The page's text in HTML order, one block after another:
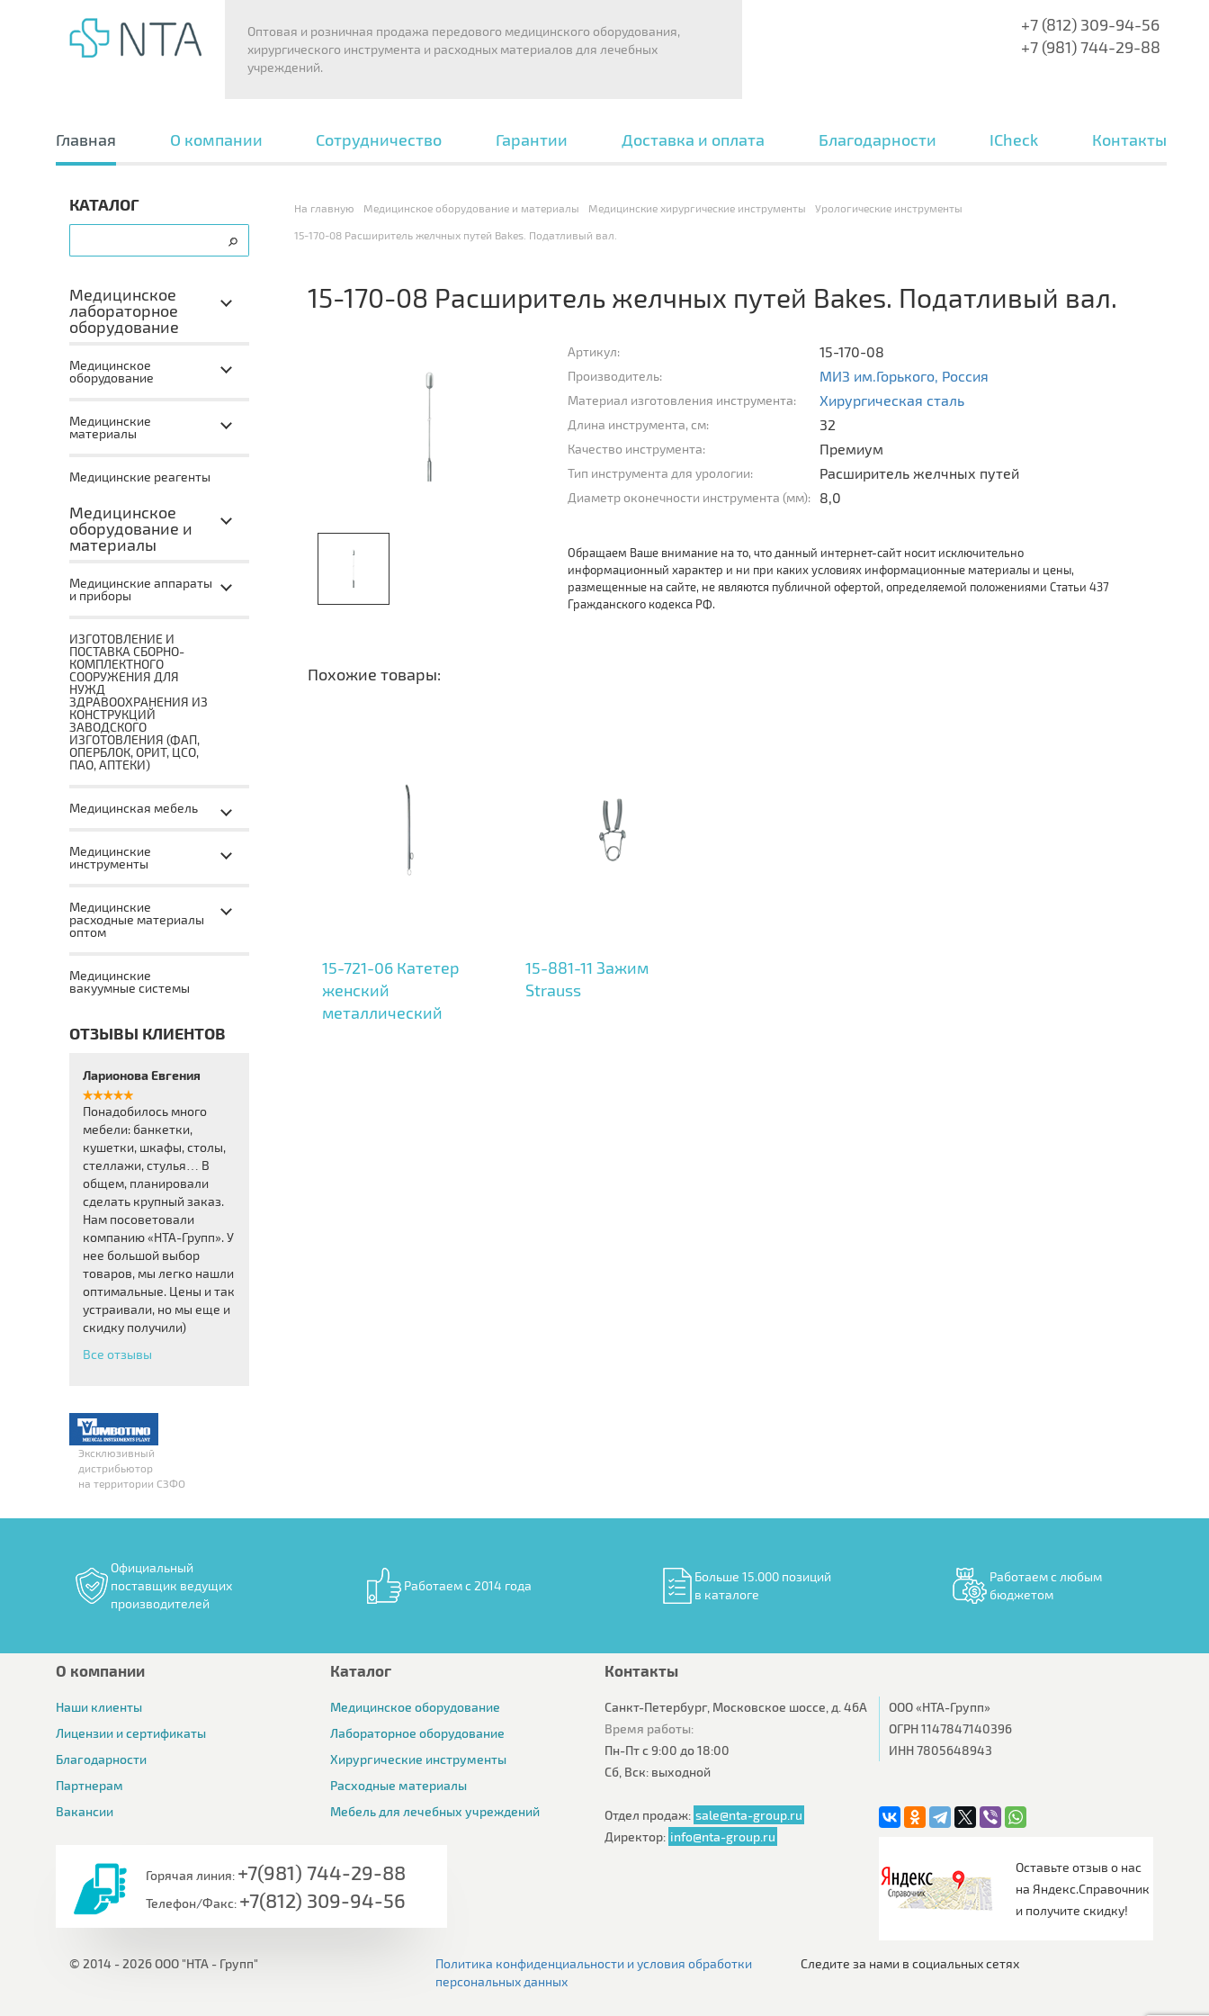
Оптовая и розничная продажа передового медицинского оборудования,
хирургического инструмента и расходных материалов для лечебных
учреждений.
+7 (812) 309-94-56
+7 (981) 744-29-88
Главная О компании Сотрудничество Гарантии Доставка и оплата Благодарности ICheck Контакты
КАТАЛОГ
Медицинское
лабораторное
оборудование
Медицинское
оборудование
Медицинские
материалы
Медицинские реагенты
Медицинское
оборудование и
материалы
Медицинские аппараты
и приборы
ИЗГОТОВЛЕНИЕ И
ПОСТАВКА СБОРНО-
КОМПЛЕКТНОГО
СООРУЖЕНИЯ ДЛЯ
НУЖД
ЗДРАВООХРАНЕНИЯ ИЗ
КОНСТРУКЦИЙ
ЗАВОДСКОГО
ИЗГОТОВЛЕНИЯ (ФАП,
ОПЕРБЛОК, ОРИТ, ЦСО,
ПАО, АПТЕКИ)
Медицинская мебель
Медицинские
инструменты
Медицинские
расходные материалы
оптом
Медицинские
вакуумные системы
ОТЗЫВЫ КЛИЕНТОВ
Ларионова Евгения
Понадобилось много
мебели: банкетки,
кушетки, шкафы, столы,
стеллажи, стулья… В
общем, планировали
сделать крупный заказ.
Нам посоветовали
компанию «НТА-Групп». У
нее большой выбор
товаров, мы легко нашли
оптимальные. Цены и так
устраивали, но мы еще и
скидку получили)
Все отзывы
Эксклюзивный
дистрибьютор
на территории СЗФО
На главную Медицинское оборудование и материалы Медицинские хирургические инструменты Урологические инструменты
15-170-08 Расширитель желчных путей Bakes. Податливый вал.
15-170-08 Расширитель желчных путей Bakes. Податливый вал.
Артикул: 15-170-08
Производитель: МИЗ им.Горького, Россия
Материал изготовления инструмента: Хирургическая сталь
Длина инструмента, см: 32
Качество инструмента: Премиум
Тип инструмента для урологии: Расширитель желчных путей
Диаметр оконечности инструмента (мм): 8,0
Обращаем Ваше внимание на то, что данный интернет-сайт носит исключительно
информационный характер и ни при каких условиях информационные материалы и цены,
размещенные на сайте, не являются публичной офертой, определяемой положениями Статьи 437
Гражданского кодекса РФ.
Похожие товары:
15-721-06 Катетер
женский
металлический
15-881-11 Зажим
Strauss
Официальный
поставщик ведущих
производителей
Работаем с 2014 года
Больше 15.000 позиций
в каталоге
Работаем с любым
бюджетом
О компании
Наши клиенты
Лицензии и сертификаты
Благодарности
Партнерам
Вакансии
Каталог
Медицинское оборудование
Лабораторное оборудование
Хирургические инструменты
Расходные материалы
Мебель для лечебных учреждений
Горячая линия: +7(981) 744-29-88
Телефон/Факс: +7(812) 309-94-56
Контакты
Санкт-Петербург, Московское шоссе, д. 46А
Время работы:
Пн-Пт с 9:00 до 18:00
Сб, Вск: выходной
Отдел продаж: sale@nta-group.ru
Директор: info@nta-group.ru
ООО «НТА-Групп»
ОГРН 1147847140396
ИНН 7805648943
Оставьте отзыв о нас
на Яндекс.Справочник
и получите скидку!
© 2014 - 2026 ООО "НТА - Групп"
Политика конфиденциальности и условия обработки
персональных данных
Следите за нами в социальных сетях